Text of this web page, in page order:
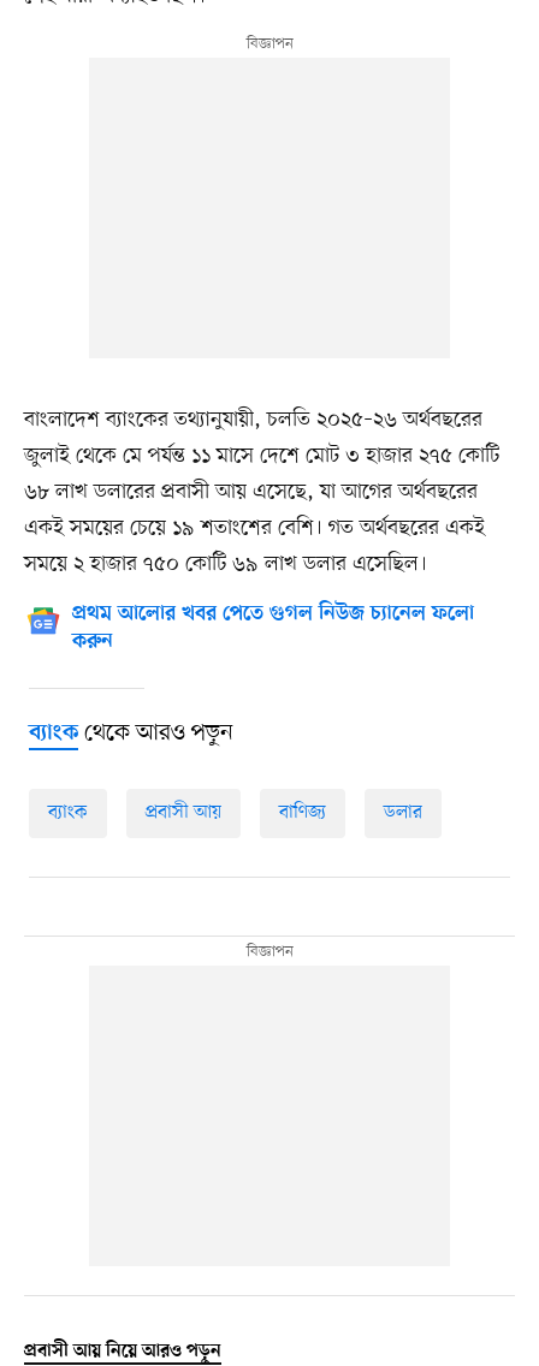
বাংলাদেশ ব্যাংকের তথ্যানুযায়ী, চলতি ২০২৫–২৬ অর্থবছরের
জুলাই থেকে মে পর্যন্ত ১১ মাসে দেশে মোট ৩ হাজার ২৭৫ কোটি
৬৮ লাখ ডলারের প্রবাসী আয় এসেছে, যা আগের অর্থবছরের
একই সময়ের চেয়ে ১৯ শতাংশের বেশি। গত অর্থবছরের একই
সময়ে ২ হাজার ৭৫০ কোটি ৬৯ লাখ ডলার এসেছিল।
প্রথম আলোর খবর পেতে গুগল নিউজ চ্যানেল ফলো
করুন
ব্যাংকথেকে আরও পড়ুন
ব্যাংক প্রবাসী আয় বাণিজ্য ডলার
প্রবাসী আয় নিয়ে আরও পড়ুন